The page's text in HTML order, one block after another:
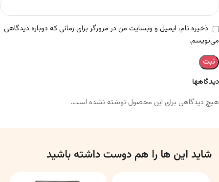
دیدگاهها
هیچ دیدگاهی برای این محصول نوشته نشده است.
ذخیره نام، ایمیل و وبسایت من در مرورگر برای زمانی که دوباره دیدگاهی
می‌نویسم.
شاید این ها را هم دوست داشته باشید